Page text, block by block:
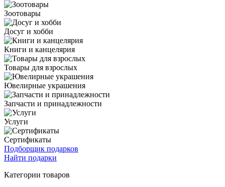
Зоотовары
Досуг и хобби
Книги и канцелярия
Товары для взрослых
Ювелирные украшения
Запчасти и принадлежности
Услуги
Сертификаты
Подборщик подарков
Найти подарки
Категории товаров